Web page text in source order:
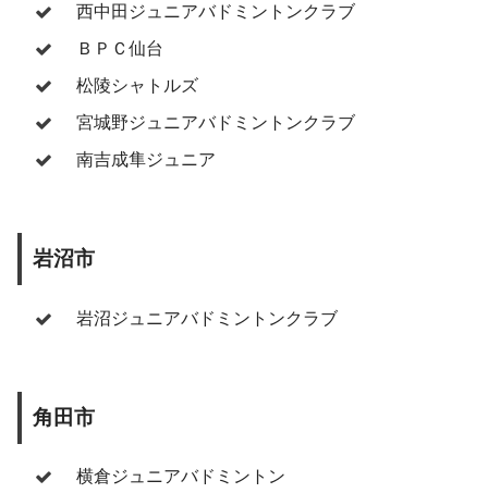
西中田ジュニアバドミントンクラブ
ＢＰＣ仙台
松陵シャトルズ
宮城野ジュニアバドミントンクラブ
南吉成隼ジュニア
岩沼市
岩沼ジュニアバドミントンクラブ
角田市
横倉ジュニアバドミントン